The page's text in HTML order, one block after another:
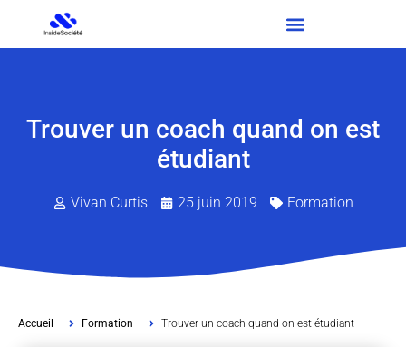
Trouver un coach quand on est
étudiant
Vivan Curtis 25 juin 2019 Formation
Accueil Formation Trouver un coach quand on est étudiant